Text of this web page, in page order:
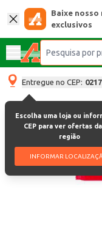
Baixe nosso
exclusivos
Entregue no CEP:
Escolha uma loja ou
CEP para ver ofertas
região
INFORMAR